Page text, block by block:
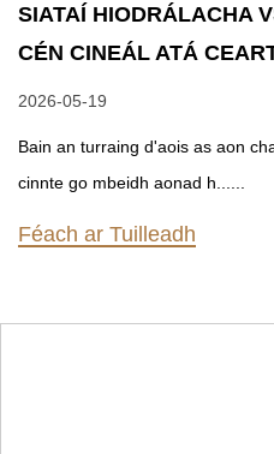
SIATAÍ HIODRÁLACHA
CÉN CINEÁL ATÁ
2026-05-19
Bain an turraing d'aois as aon
cinnte go mbeidh aonad h......
Féach ar Tuilleadh